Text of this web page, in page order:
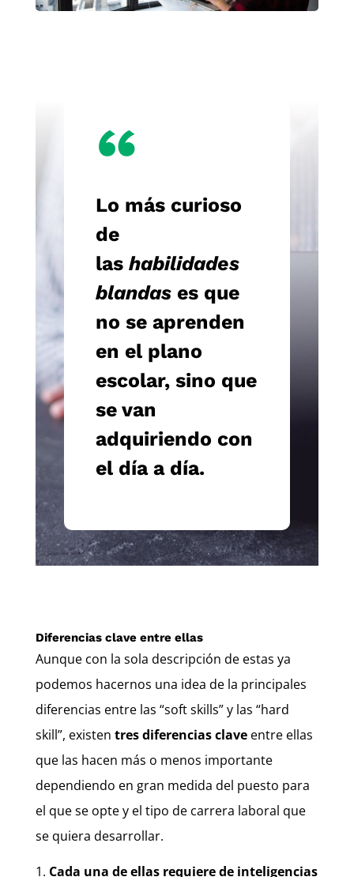
“
Lo más curioso
de
las habilidades
blandases que
no se aprenden
en el plano
escolar, sino que
se van
adquiriendo con
el día a día.
Diferencias clave entre ellas
Aunque con la sola descripción de estas ya
podemos hacernos una idea de la principales
diferencias entre las “soft skills” y las “hard
skill”, existen tres diferencias claveentre ellas
que las hacen más o menos importante
dependiendo en gran medida del puesto para
el que se opte y el tipo de carrera laboral que
se quiera desarrollar.
Cada una de ellas requiere de inteligencias